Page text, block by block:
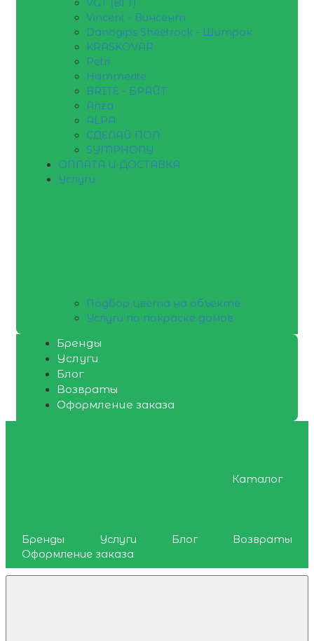
VGT (ВГТ)
Vincent - Винсент
Danogips Sheetrock - Шитрок
KRASKOVAR
Petri
Hammerite
BRITE - БРАЙТ
Anza
ALPA
СДЕЛАЙ ПОЛ
SYMPHONY
ОПЛАТА И ДОСТАВКА
Услуги
Подбор цвета на объекте
Услуги по покраске домов
Бренды
Услуги
Блог
Возвраты
Оформление заказа
Каталог
Бренды Услуги Блог
Возвраты
Оформление заказа